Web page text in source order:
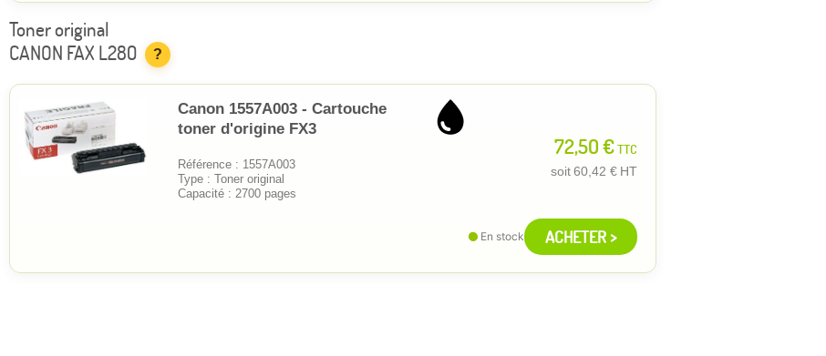
Toner original
CANON FAX L280
?
Canon 1557A003 - Cartouche
toner d'origine FX3
Référence : 1557A003
Type : Toner original
Capacité : 2700 pages
72,50 €TTC
soit60,42 € HT
En stock ACHETER >